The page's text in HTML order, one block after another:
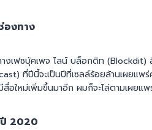
องทาง
งเฟซบุ้คเพจ ไลน์ บล็อกดิท (Blockdit)
ที่ปีนี้จะเป็นปีที่เซลล์ร้อยล้านเผยแพ
อใหม่เพิ่มขึ้นมาอีก ผมก็จะไล่ตามเผยแ
2020